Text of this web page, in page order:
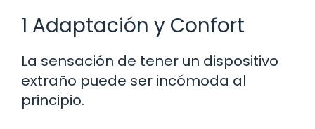
1 Adaptación y Confort
La sensación de tener un dispositivo
extraño puede ser incómoda al
principio.